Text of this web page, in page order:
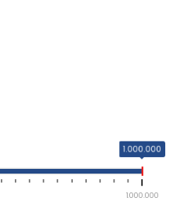
1.000.000
1.000.000